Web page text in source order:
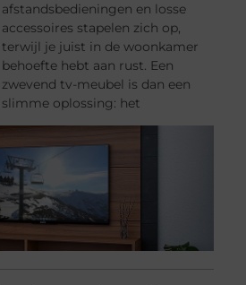
afstandsbedieningen en losse
accessoires stapelen zich op,
terwijl je juist in de woonkamer
behoefte hebt aan rust. Een
zwevend tv-meubel is dan een
slimme oplossing: het